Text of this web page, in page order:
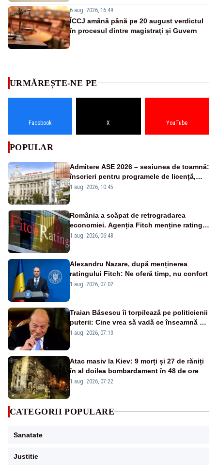
6 aug. 2026, 16:49
ÎCCJ amână până pe 20 august verdictul
în procesul dintre magistrați și Guvern
URMĂREȘTE-NE PE
Facebook X YouTube
POPULAR
Admitere ASE 2026 – sesiunea de toamnă:
înscrieri pentru programele de licență,
masterat și doctorat
1 aug. 2026, 10:45
România a scăpat de retrogradarea
economiei. Agenția Fitch menține ratingul
„BBB-” cu perspectivă negativă
1 aug. 2026, 06:48
Alexandru Nazare, după menținerea
ratingului Fitch: Ne oferă timp, nu confort
1 aug. 2026, 07:02
Traian Băsescu îi torpilează pe politicienii
puterii: Cine vrea să vadă ce înseamnă să
fii prost, se uită la România
1 aug. 2026, 07:13
Atac masiv la Kiev: 9 morți și 27 de răniți
în al doilea bombardament în 48 de ore
1 aug. 2026, 07:22
CATEGORII POPULARE
Sanatate
Justitie